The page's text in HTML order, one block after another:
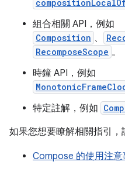
組合相關 API，例如
Composition 、
RecomposeScope 。
時鐘 API，例如
特定註解，例如
如果您想要瞭解相關指引，
Compose 的使用注意